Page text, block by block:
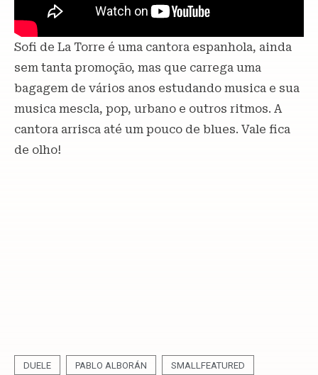
Sofi de La Torre é uma cantora espanhola, ainda
sem tanta promoção, mas que carrega uma
bagagem de vários anos estudando musica e sua
musica mescla, pop, urbano e outros ritmos. A
cantora arrisca até um pouco de blues. Vale fica
de olho!
DUELE PABLO ALBORÁN SMALLFEATURED